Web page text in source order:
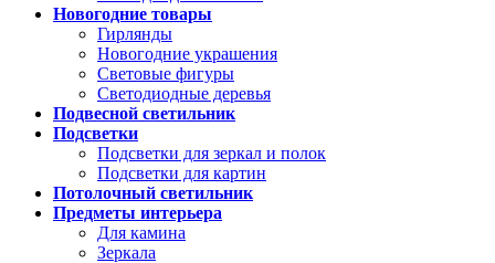
Новогодние товары
Гирлянды
Новогодние украшения
Световые фигуры
Светодиодные деревья
Подвесной светильник
Подсветки
Подсветки для зеркал и полок
Подсветки для картин
Потолочный светильник
Предметы интерьера
Для камина
Зеркала